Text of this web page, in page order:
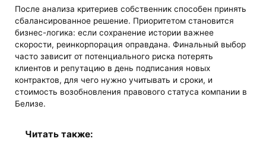
После анализа критериев собственник способен принять
сбалансированное решение. Приоритетом становится
бизнес-логика: если сохранение истории важнее
скорости, реинкорпорация оправдана. Финальный выбор
часто зависит от потенциального риска потерять
клиентов и репутацию в день подписания новых
контрактов, для чего нужно учитывать и сроки, и
стоимость возобновления правового статуса компании в
Белизе.
Читать также: